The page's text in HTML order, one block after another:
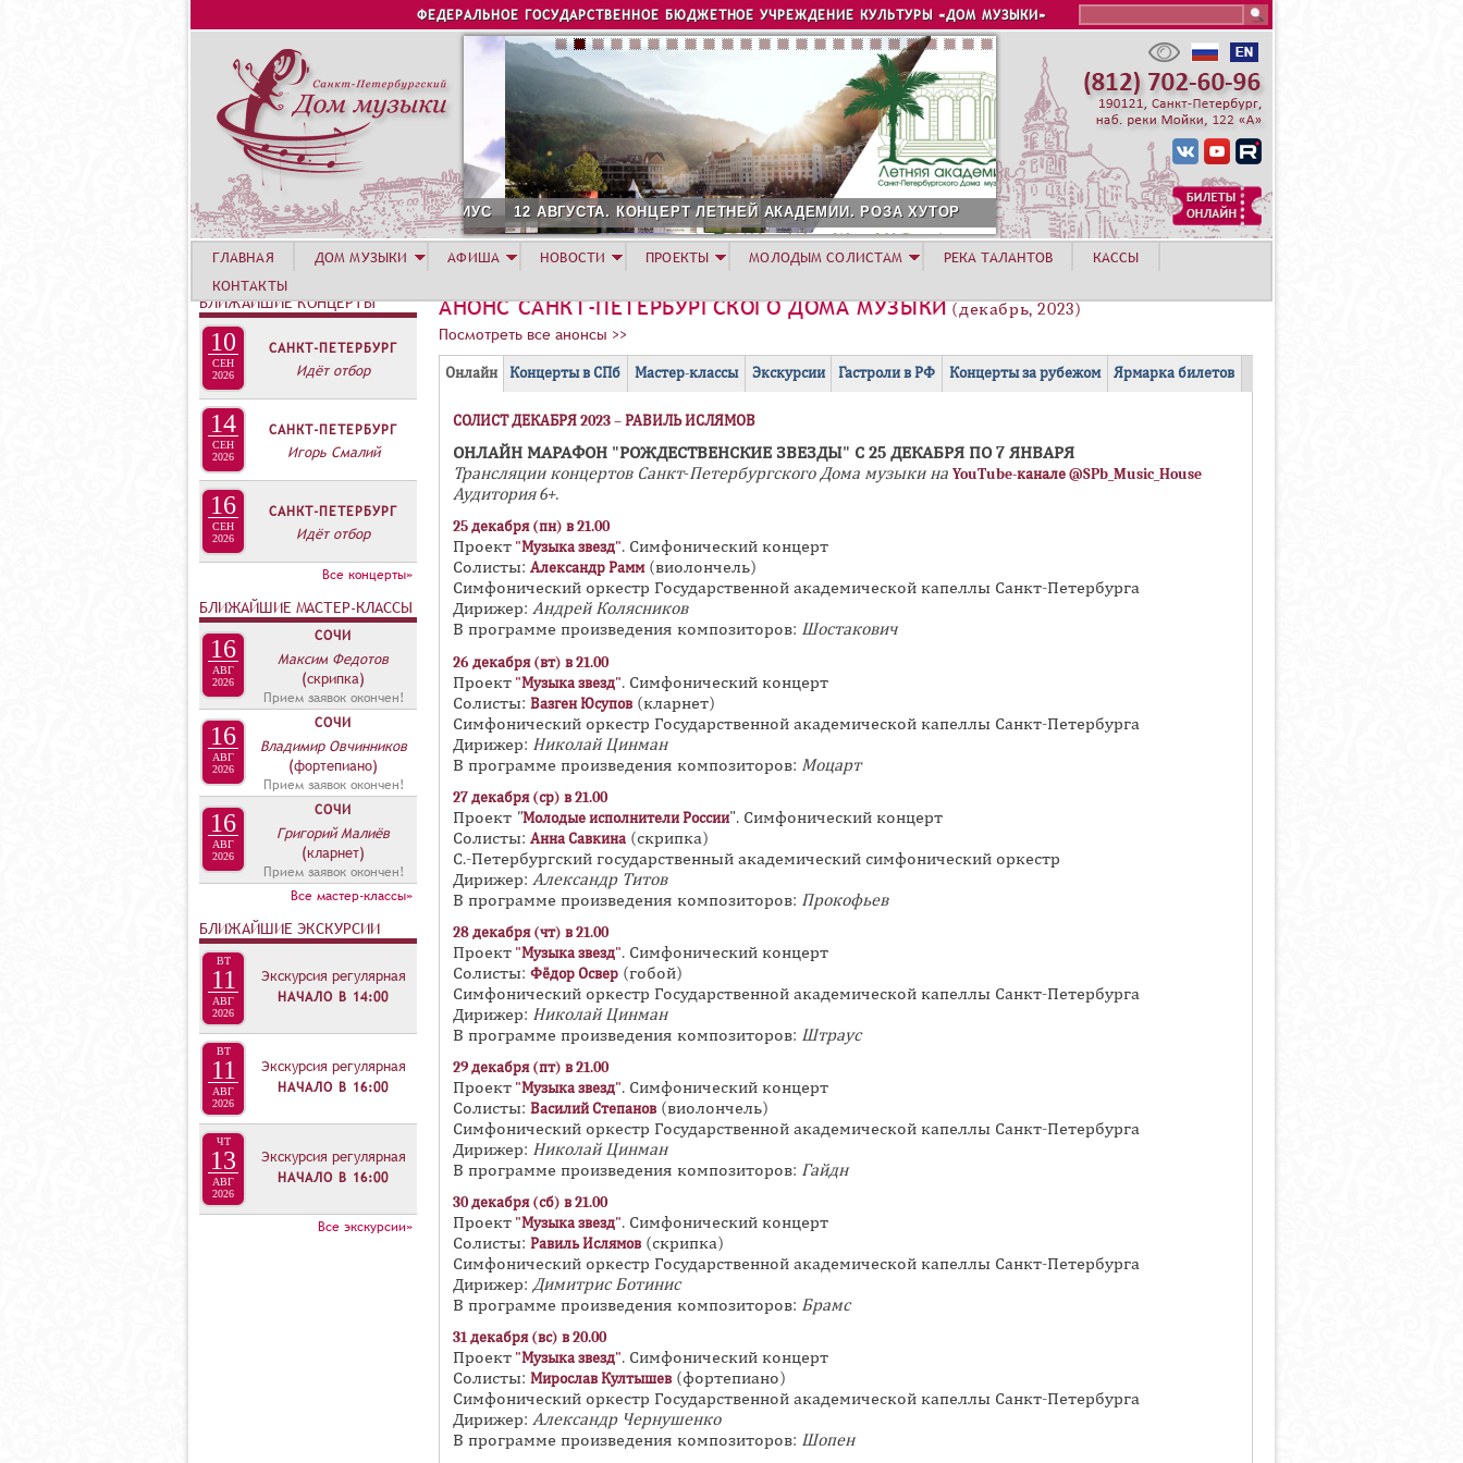
Jump to navigation
ФЕДЕРАЛЬНОЕ ГОСУДАРСТВЕННОЕ БЮДЖЕТНОЕ УЧРЕЖДЕНИЕ КУЛЬТУРЫ «ДОМ МУЗЫКИ»
12 АВГУСТА. КОНЦЕРТ ЛЕТНЕЙ АКАДЕМИИ. РОЗА ХУТОР
АНОНС САНКТ-ПЕТЕРБУРГСКОГО ДОМА МУЗЫКИ (декабрь, 2023)
Посмотреть все анонсы >>
Г
Д
О
Онлайн(
а
к
т
и
в
н
а
я
в
к
л
а
д
к
а
)
Концерты в СПб Мастер-классы Экскурсии Гастроли в РФ Концерты за рубежом Ярмарка билетов
СОЛИСТ ДЕКАБРЯ 2023 – РАВИЛЬ ИСЛЯМОВ
ОНЛАЙН МАРАФОН "РОЖДЕСТВЕНСКИЕ ЗВЕЗДЫ" С 25 ДЕКАБРЯ ПО 7 ЯНВАРЯ
Трансляции концертов Санкт-Петербургского Дома музыки на YouTube-канале @SPb_Music_House
Аудитория 6+.
25 декабря (пн) в 21.00
Проект "Музыка звезд". Симфонический концерт
Солисты: Александр Рамм(виолончель)
Симфонический оркестр Государственной академической капеллы Санкт-Петербурга
Дирижер: Андрей Колясников
В программе произведения композиторов: Шостакович
26 декабря (вт) в 21.00
Проект "Музыка звезд". Симфонический концерт
Солисты: Вазген Юсупов (кларнет)
Симфонический оркестр Государственной академической капеллы Санкт-Петербурга
Дирижер: Николай Цинман
В программе произведения композиторов: Моцарт
27 декабря (ср) в 21.00
Проект "Молодые исполнители России". Симфонический концерт
Солисты: Анна Савкина (скрипка)
С.-Петербургский государственный академический симфонический оркестр
Дирижер: Александр Титов
В программе произведения композиторов: Прокофьев
28 декабря (чт) в 21.00
Проект "Музыка звезд". Симфонический концерт
Солисты: Фёдор Освер (гобой)
Симфонический оркестр Государственной академической капеллы Санкт-Петербурга
Дирижер: Николай Цинман
В программе произведения композиторов: Штраус
29 декабря (пт) в 21.00
Проект "Музыка звезд". Симфонический концерт
Солисты: Василий Степанов (виолончель)
Симфонический оркестр Государственной академической капеллы Санкт-Петербурга
Дирижер: Николай Цинман
В программе произведения композиторов: Гайдн
30 декабря (сб) в 21.00
Проект "Музыка звезд". Симфонический концерт
Солисты: Равиль Ислямов (скрипка)
Симфонический оркестр Государственной академической капеллы Санкт-Петербурга
Дирижер: Димитрис Ботинис
В программе произведения композиторов: Брамс
31декабря (вс) в 20.00
Проект "Музыка звезд". Симфонический концерт
Солисты: Мирослав Култышев (фортепиано)
Симфонический оркестр Государственной академической капеллы Санкт-Петербурга
Дирижер: Александр Чернушенко
В программе произведения композиторов: Шопен
ГЛАВНАЯ ДОМ МУЗЫКИ АФИША НОВОСТИ ПРОЕКТЫ МОЛОДЫМ СОЛИСТАМ РЕКА ТАЛАНТОВ
КАССЫ
КОНТАКТЫ
БЛИЖАЙШИЕ КОНЦЕРТЫ
10
СЕН
2026
САНКТ-ПЕТЕРБУРГ
Идёт отбор
14
СЕН
2026
САНКТ-ПЕТЕРБУРГ
Игорь Смалий
16
СЕН
2026
САНКТ-ПЕТЕРБУРГ
Идёт отбор
Все концерты»
БЛИЖАЙШИЕ МАСТЕР-КЛАССЫ
16
АВГ
2026
СОЧИ
Максим Федотов
(скрипка)
Прием заявок окончен!
16
АВГ
2026
СОЧИ
Владимир Овчинников
(фортепиано)
Прием заявок окончен!
16
АВГ
2026
СОЧИ
Григорий Малиёв
(кларнет)
Прием заявок окончен!
Все мастер-классы»
БЛИЖАЙШИЕ ЭКСКУРСИИ
ВТ
11
АВГ
2026
Экскурсия регулярная
НАЧАЛО В 14:00
ВТ
11
АВГ
2026
Экскурсия регулярная
НАЧАЛО В 16:00
ЧТ
13
АВГ
2026
Экскурсия регулярная
НАЧАЛО В 16:00
Все экскурсии»